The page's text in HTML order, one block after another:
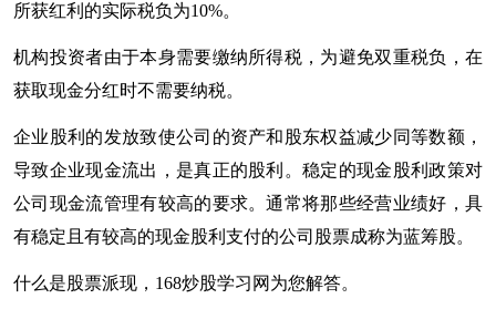
所获红利的实际税负为10%。
机构投资者由于本身需要缴纳所得税，为避免双重税负，在
获取现金分红时不需要纳税。
企业股利的发放致使公司的资产和股东权益减少同等数额，
导致企业现金流出，是真正的股利。稳定的现金股利政策对
公司现金流管理有较高的要求。通常将那些经营业绩好，具
有稳定且有较高的现金股利支付的公司股票成称为蓝筹股。
什么是股票派现，168炒股学习网为您解答。